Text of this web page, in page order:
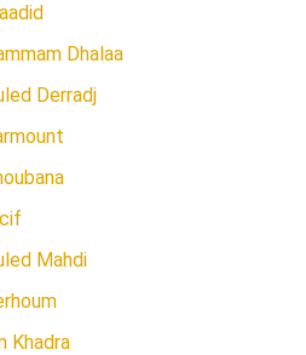
Dhalaa
Derradj
Mahdi
Khadra